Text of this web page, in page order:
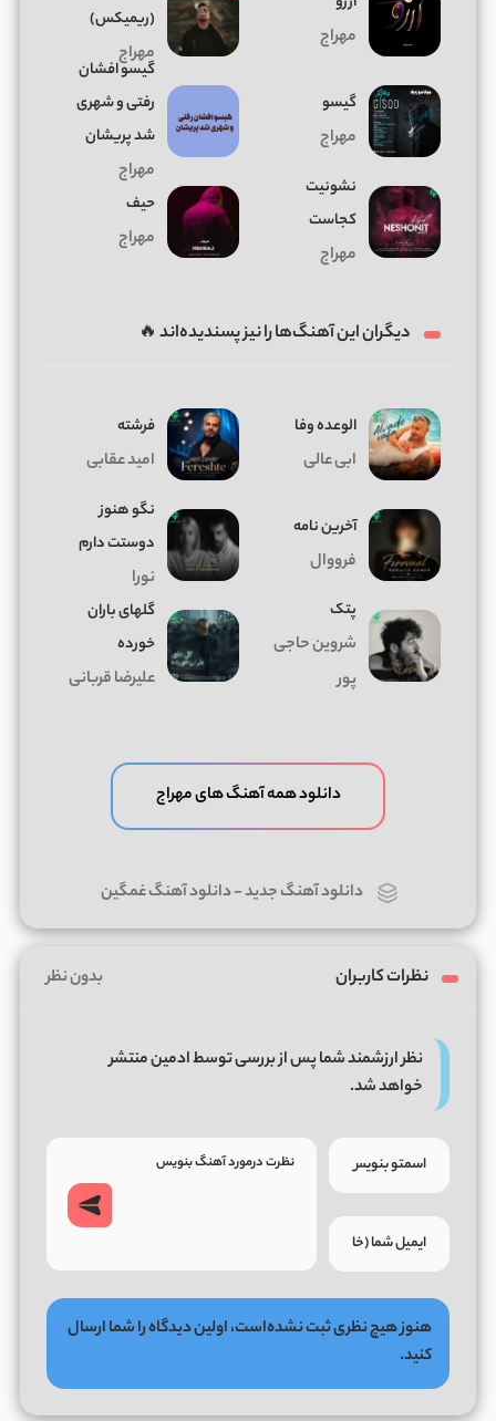
مهراج
(ریمیکس)
مهراج
گیسو
مهراج
گیسو افشان
رفتی و شهری
شد پریشان
مهراج
نشونیت
کجاست
مهراج
حیف
مهراج
دیگران این آهنگ‌ها را نیز پسندیده‌اند 🔥
الوعده وفا
ابی عالی
فرشته
امید عقابی
آخرین نامه
فرووال
نگو هنوز
دوستت دارم
نورا
پتک
شروین حاجی
پور
گلهای باران
خورده
علیرضا قربانی
دانلود همه آهنگ های مهراج
دانلود آهنگ جدید-دانلود آهنگ غمگین
نظرات کاربران بدون نظر
نظر ارزشمند شما پس از بررسی توسط ادمین منتشر
خواهد شد.
هنوز هیچ نظری ثبت نشده‌است، اولین دیدگاه را شما ارسال
کنید.